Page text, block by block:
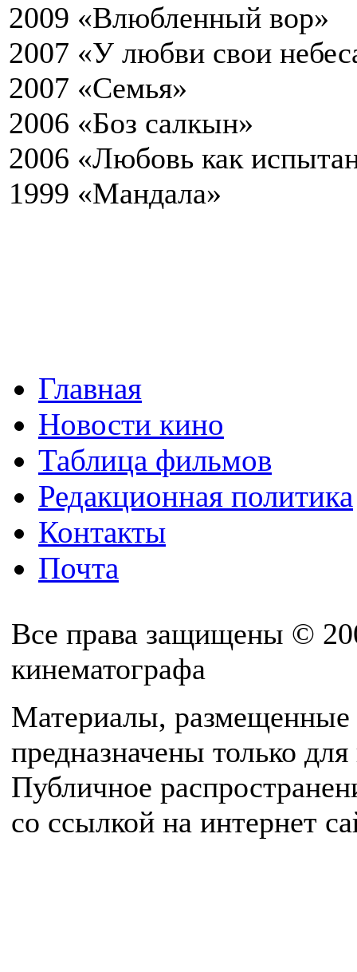
2009 «Влюбленный вор»
2007 «У любви свои
2007 «Семья»
2006 «Боз салкын»
2006 «Любовь как
1999 «Мандала»
Главная
Новости кино
Таблица фильмов
Редакционная политика
Контакты
Почта
Все права защищены ©
кинематографа
Материалы, размещенные
предназначены только
Публичное
со ссылкой на интернет